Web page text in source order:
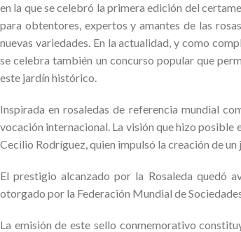
en la que se celebró la primera edición del
para obtentores, expertos y amantes de las
nuevas variedades. En la actualidad, y como
se celebra también un concurso popular que
este jardín histórico.
Inspirada en rosaledas de referencia mundial
vocación internacional. La visión que hizo
Cecilio Rodríguez, quien impulsó la creación de
El prestigio alcanzado por la Rosaleda quedó
otorgado por la Federación Mundial de
La emisión de este sello conmemorativo